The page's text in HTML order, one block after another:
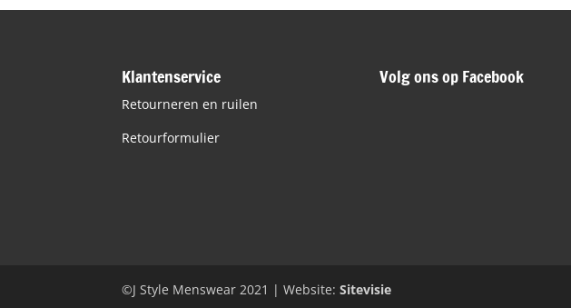
€169,95.€85,00.
€119,95.€60,00.
Klantenservice
Retourneren en ruilen
Retourformulier
Volg ons op Facebook
©J Style Menswear 2021 | Website:Sitevisie